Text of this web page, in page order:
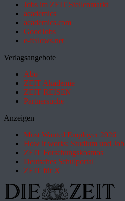
Jobs im ZEIT Stellenmarkt
academics
academics.com
GoodJobs
e-fellows.net
Verlagsangebote
Abo
ZEIT Akademie
ZEIT REISEN
Partnersuche
Anzeigen
Most Wanted Employer 2026
How it works: Studium und Job
ZEIT Forschungskosmos
Deutsches Schulportal
ZEIT für X